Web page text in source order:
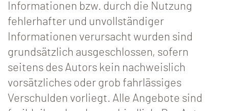
Informationen bzw. durch die Nutzung
fehlerhafter und unvollständiger
Informationen verursacht wurden sind
grundsätzlich ausgeschlossen, sofern
seitens des Autors kein nachweislich
vorsätzliches oder grob fahrlässiges
Verschulden vorliegt. Alle Angebote sind